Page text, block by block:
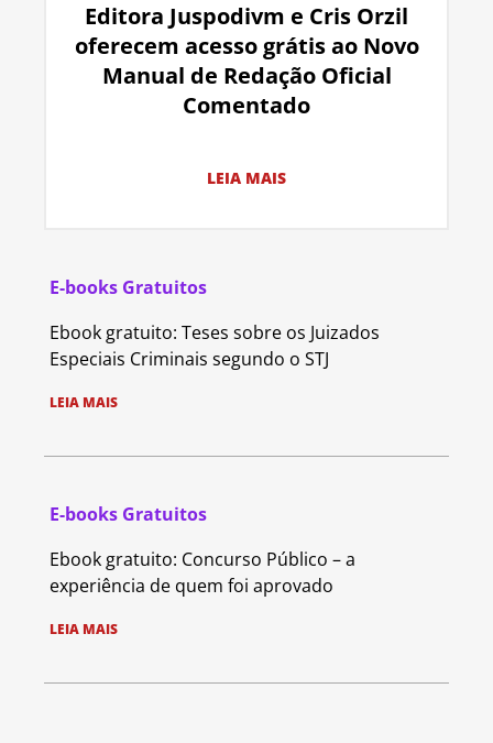
Editora Juspodivm e Cris Orzil
oferecem acesso grátis ao Novo
Manual de Redação Oficial
Comentado
LEIA MAIS
E-books Gratuitos
Ebook gratuito: Teses sobre os Juizados
Especiais Criminais segundo o STJ
LEIA MAIS
E-books Gratuitos
Ebook gratuito: Concurso Público – a
experiência de quem foi aprovado
LEIA MAIS